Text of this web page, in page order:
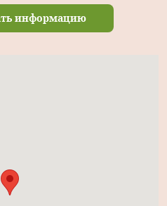
информацию